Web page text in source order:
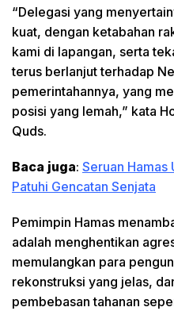
“Delegasi yang
kuat, dengan ketabahan
kami di lapangan, serta
terus berlanjut terhadap
pemerintahannya, yang
posisi yang lemah,” kata
Quds.
Baca juga: Seruan Hamas
Patuhi Gencatan Senjata
Pemimpin Hamas
adalah menghentikan
memulangkan para
rekonstruksi yang jelas,
pembebasan tahanan